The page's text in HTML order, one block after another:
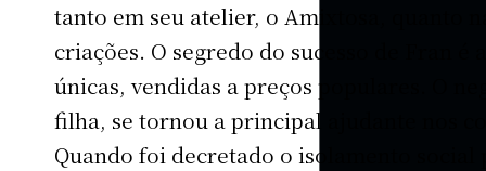
tanto em seu atelier, o Amixtosa, quanto
criações. O segredo do sucesso de Fran é
únicas, vendidas a preços populares. O
filha, se tornou a principal ajudante nos
Quando foi decretado o isolamento social